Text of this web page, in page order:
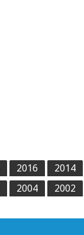
2016
2014
2004
2002